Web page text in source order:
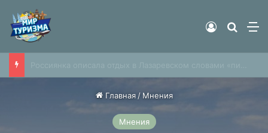
Найти
Войти
Главная / Мнения
Мнения